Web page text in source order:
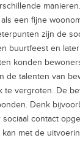
een fijne
zijn de
buurtfeest en
konden
de talenten van
te vergroten. De
Denk
contact
met de